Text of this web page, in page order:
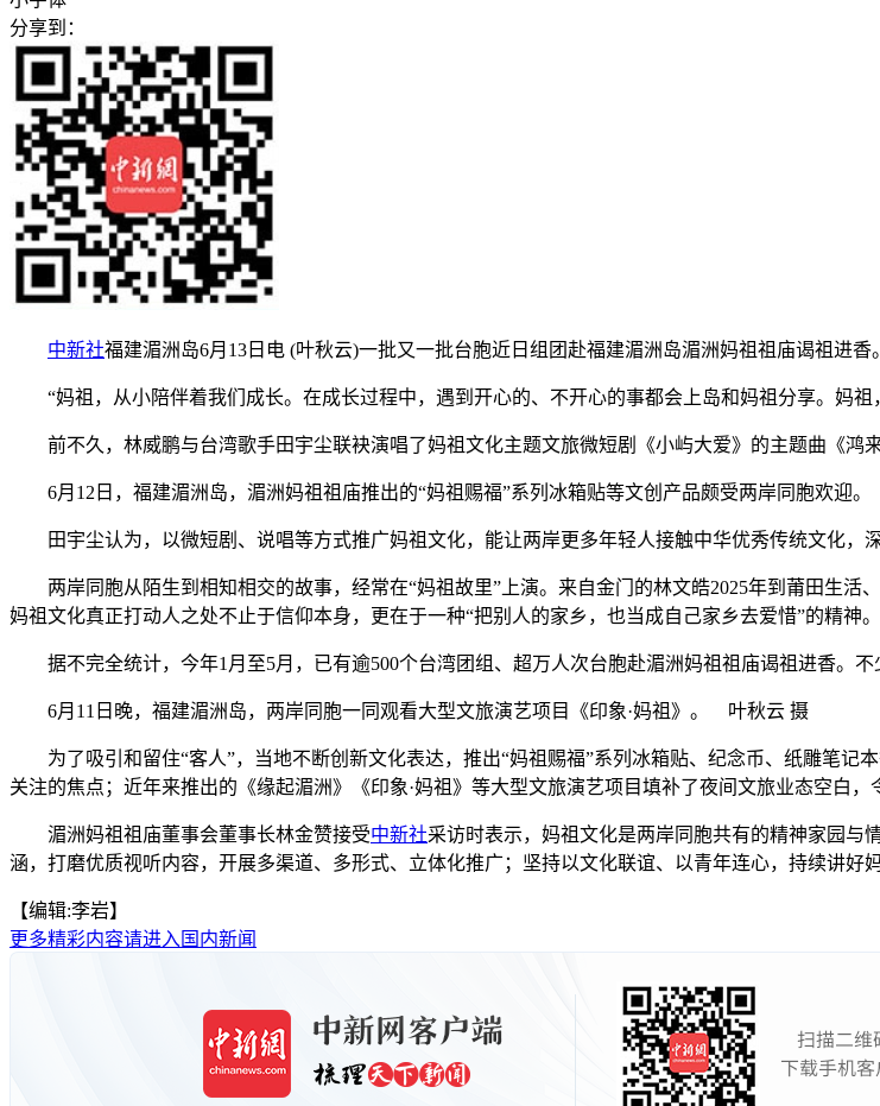
分享到：
中新社福建湄洲岛6月13日电 (叶秋云)一批又一批台胞近日组团赴福建湄洲岛湄洲妈祖祖庙谒祖进
“妈祖，从小陪伴着我们成长。在成长过程中，遇到开心的、不开心的事都会上岛和妈祖分享。妈祖
前不久，林威鹏与台湾歌手田宇尘联袂演唱了妈祖文化主题文旅微短剧《小屿大爱》的主题曲《鸿
6月12日，福建湄洲岛，湄洲妈祖祖庙推出的“妈祖赐福”系列冰箱贴等文创产品颇受两岸同胞欢迎
田宇尘认为，以微短剧、说唱等方式推广妈祖文化，能让两岸更多年轻人接触中华优秀传统文化，深
两岸同胞从陌生到相知相交的故事，经常在“妈祖故里”上演。来自金门的林文皓2025年到莆田生活
妈祖文化真正打动人之处不止于信仰本身，更在于一种“把别人的家乡，也当成自己家乡去爱惜”的精神。
据不完全统计，今年1月至5月，已有逾500个台湾团组、超万人次台胞赴湄洲妈祖祖庙谒祖进香。不
6月11日晚，福建湄洲岛，两岸同胞一同观看大型文旅演艺项目《印象·妈祖》。 叶秋云 摄
为了吸引和留住“客人”，当地不断创新文化表达，推出“妈祖赐福”系列冰箱贴、纪念币、纸雕笔记
关注的焦点；近年来推出的《缘起湄洲》《印象·妈祖》等大型文旅演艺项目填补了夜间文旅业态空白，
湄洲妈祖祖庙董事会董事长林金赞接受中新社采访时表示，妈祖文化是两岸同胞共有的精神家园与
涵，打磨优质视听内容，开展多渠道、多形式、立体化推广；坚持以文化联谊、以青年连心，持续讲好
【编辑:李岩】
更多精彩内容请进入国内新闻